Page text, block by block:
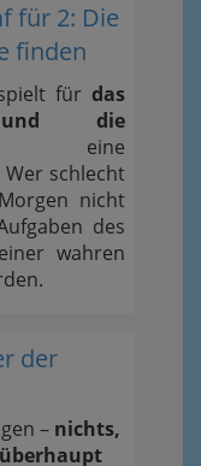
für 2: Die
finden
für das
und die
eine
Wer schlecht
nicht
des
wahren
der
– nichts,